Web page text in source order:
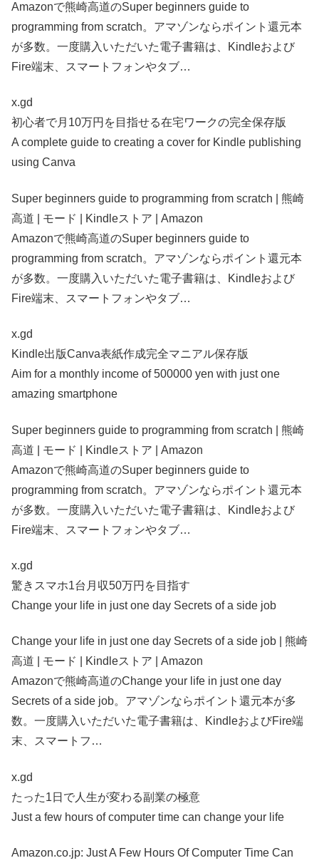
Amazonで熊崎高道のSuper beginners guide to
programming from scratch。アマゾンならポイント還元本
が多数。一度購入いただいた電子書籍は、Kindleおよび
Fire端末、スマートフォンやタブ…
x.gd
初心者で月10万円を目指せる在宅ワークの完全保存版
A complete guide to creating a cover for Kindle publishing
using Canva
Super beginners guide to programming from scratch | 熊崎
高道 | モード | Kindleストア | Amazon
Amazonで熊崎高道のSuper beginners guide to
programming from scratch。アマゾンならポイント還元本
が多数。一度購入いただいた電子書籍は、Kindleおよび
Fire端末、スマートフォンやタブ…
x.gd
Kindle出版Canva表紙作成完全マニアル保存版
Aim for a monthly income of 500000 yen with just one
amazing smartphone
Super beginners guide to programming from scratch | 熊崎
高道 | モード | Kindleストア | Amazon
Amazonで熊崎高道のSuper beginners guide to
programming from scratch。アマゾンならポイント還元本
が多数。一度購入いただいた電子書籍は、Kindleおよび
Fire端末、スマートフォンやタブ…
x.gd
驚きスマホ1台月収50万円を目指す
Change your life in just one day Secrets of a side job
Change your life in just one day Secrets of a side job | 熊崎
高道 | モード | Kindleストア | Amazon
Amazonで熊崎高道のChange your life in just one day
Secrets of a side job。アマゾンならポイント還元本が多
数。一度購入いただいた電子書籍は、KindleおよびFire端
末、スマートフ…
x.gd
たった1日で人生が変わる副業の極意
Just a few hours of computer time can change your life
Amazon.co.jp: Just A Few Hours Of Computer Time Can